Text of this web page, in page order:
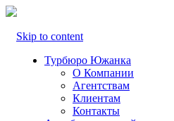
Skip to content
Турбюро Южанка
О Компании
Агентствам
Клиентам
Контакты